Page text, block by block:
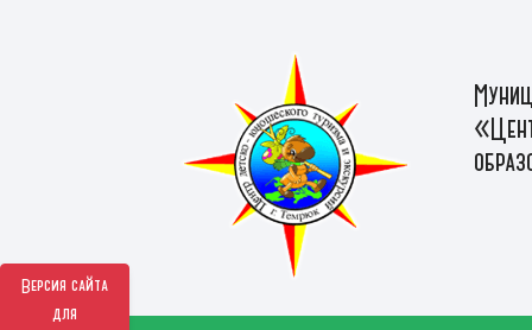
Версия сайта
для